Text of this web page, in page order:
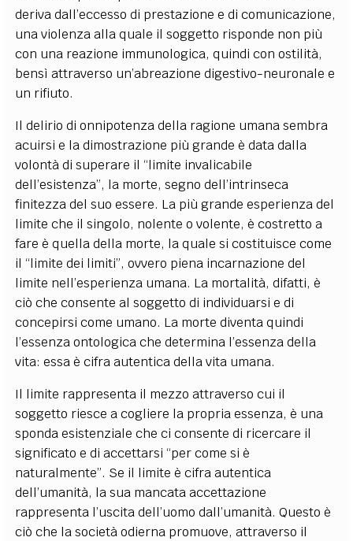
deriva dall’eccesso di prestazione e di comunicazione,
una violenza alla quale il soggetto risponde non più
con una reazione immunologica, quindi con ostilità,
bensì attraverso un’abreazione digestivo-neuronale e
un rifiuto.
Il delirio di onnipotenza della ragione umana sembra
acuirsi e la dimostrazione più grande è data dalla
volontà di superare il “limite invalicabile
dell’esistenza”, la morte, segno dell’intrinseca
finitezza del suo essere. La più grande esperienza del
limite che il singolo, nolente o volente, è costretto a
fare è quella della morte, la quale si costituisce come
il “limite dei limiti”, ovvero piena incarnazione del
limite nell’esperienza umana. La mortalità, difatti, è
ciò che consente al soggetto di individuarsi e di
concepirsi come umano. La morte diventa quindi
l’essenza ontologica che determina l’essenza della
vita: essa è cifra autentica della vita umana.
Il limite rappresenta il mezzo attraverso cui il
soggetto riesce a cogliere la propria essenza, è una
sponda esistenziale che ci consente di ricercare il
significato e di accettarsi “per come si è
naturalmente”. Se il limite è cifra autentica
dell’umanità, la sua mancata accettazione
rappresenta l’uscita dell’uomo dall’umanità. Questo è
ciò che la società odierna promuove, attraverso il